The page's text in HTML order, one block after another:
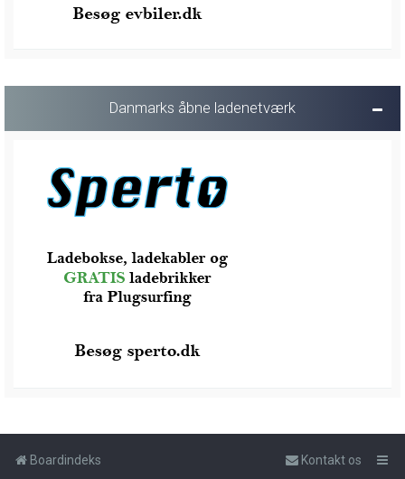
Danmarks åbne ladenetværk
Boardindeks Kontakt os